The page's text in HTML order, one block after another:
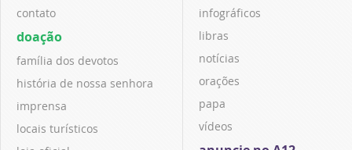
contato
doação
família dos devotos
história de nossa senhora
imprensa
locais turísticos
infográficos
libras
notícias
orações
papa
vídeos